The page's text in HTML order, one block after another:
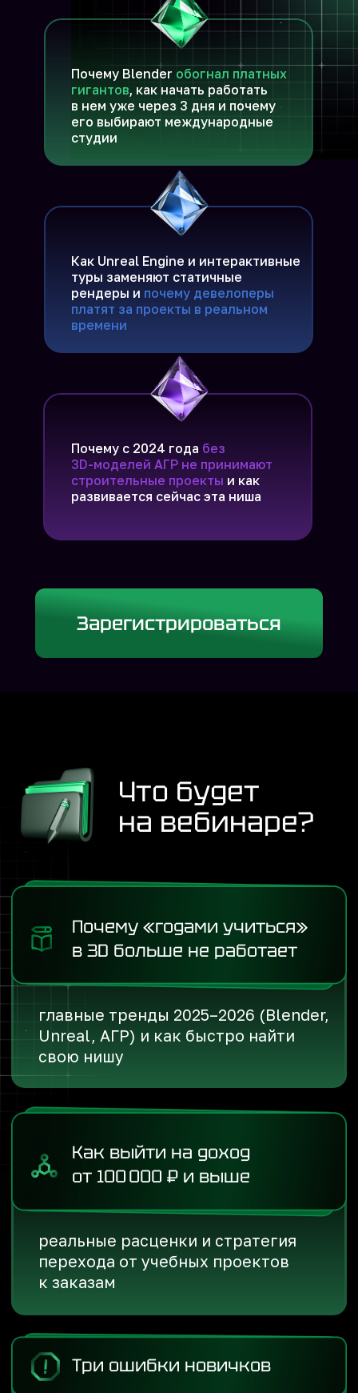
Зарегистрироваться
Почему Blender обогнал платных
гигантов, как начать работать
в нем уже через 3 дня и почему
его выбирают международные
студии
Почему с 2024 года без
3D-моделей АГР не принимают
строительные проекты и как
развивается сейчас эта ниша
Как Unreal Engine и интерактивные
туры заменяют статичные
рендеры и почему девелоперы
платят за проекты в реальном
времени
с примерами и вариантами
которые тормозят рост — и как
Три ошибки новичков
главные тренды 2025–2026 (Blender,
Unreal, АГР) и как быстро найти
свою нишу
Почему «годами учиться»
в 3D больше не работает
2−3 года и сразу выводит
на уровень востребованного
Сила системы
реальные расценки и стратегия
перехода от учебных проектов
к заказам
Как выйти на доход
от 100 000 ₽ и выше